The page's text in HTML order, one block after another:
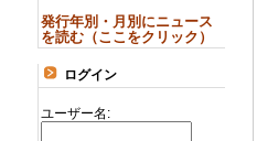
発行年別・月別にニュース
を読む（ここをクリック）
ログイン
ユーザー名: